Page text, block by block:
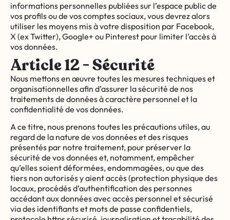
informations personnelles publiées sur l’espace public de
vos profils ou de vos comptes sociaux, vous devrez alors
utiliser les moyens mis à votre disposition par Facebook,
X (ex Twitter), Google+ ou Pinterest pour limiter l’accès à
vos données.
Article 12 - Sécurité
Nous mettons en œuvre toutes les mesures techniques et
organisationnelles afin d’assurer la sécurité de nos
traitements de données à caractère personnel et la
confidentialité de vos données.
A ce titre, nous prenons toutes les précautions utiles, au
regard de la nature de vos données et des risques
présentés par notre traitement, pour préserver la
sécurité de vos données et, notamment, empêcher
qu’elles soient déformées, endommagées, ou que des
tiers non autorisés y aient accès (protection physique des
locaux, procédés d’authentification des personnes
accédant aux données avec accès personnel et sécurisé
via des identifiants et mots de passe confidentiels,